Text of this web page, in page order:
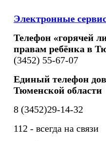
Электронные
Телефон «горячей
правам ребёнка в
(3452) 55-67-07
Единый телефон
Тюменской области
8 (3452)29-14-32
112 - всегда на связи